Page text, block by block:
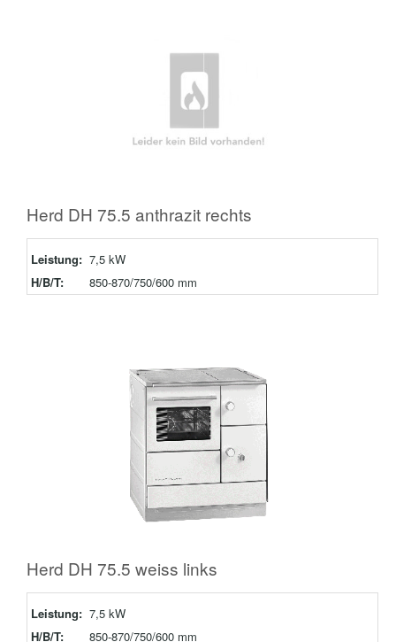
Herd DH 75.5 anthrazit rechts
Leistung: 7,5 kW
H/B/T:
850-870/750/600 mm
Herd DH 75.5 weiss links
Leistung: 7,5 kW
H/B/T:
850-870/750/600 mm